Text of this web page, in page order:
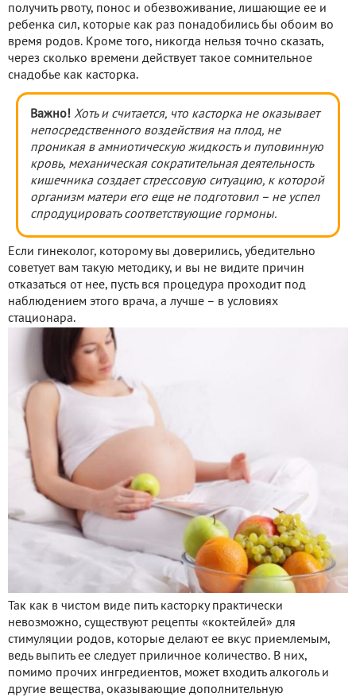
получить рвоту, понос и обезвоживание, лишающие ее и
ребенка сил, которые как раз понадобились бы обоим во
время родов. Кроме того, никогда нельзя точно сказать,
через сколько времени действует такое сомнительное
снадобье как касторка.
Важно! Хоть и считается, что касторка не оказывает
непосредственного воздействия на плод, не
проникая в амниотическую жидкость и пуповинную
кровь, механическая сократительная деятельность
кишечника создает стрессовую ситуацию, к которой
организм матери его еще не подготовил – не успел
спродуцировать соответствующие гормоны.
Если гинеколог, которому вы доверились, убедительно
советует вам такую методику, и вы не видите причин
отказаться от нее, пусть вся процедура проходит под
наблюдением этого врача, а лучше – в условиях
стационара.
Так как в чистом виде пить касторку практически
невозможно, существуют рецепты «коктейлей» для
стимуляции родов, которые делают ее вкус приемлемым,
ведь выпить ее следует приличное количество. В них,
помимо прочих ингредиентов, может входить алкоголь и
другие вещества, оказывающие дополнительную